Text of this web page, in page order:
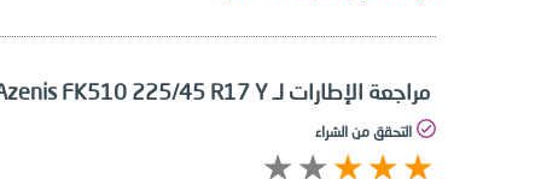
مراجعة الإطارات لـ Falken Azenis FK510 225/45 R17 Y
التحقق من الشراء